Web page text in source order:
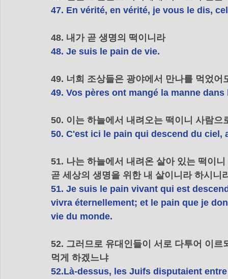
47. En vérité, en vérité, je vous le dis,
48. 내가 곧 생명의 떡이니라
48. Je suis le pain de vie.
49. 너희 조상들은 광야에서 만나를 먹었어
49. Vos pères ont mangé la manne
50. 이는 하늘에서 내려오는 떡이니 사람
50. C'est ici le pain qui descend du
51. 나는 하늘에서 내려온 살아 있는 떡이
곧 세상의 생명을 위한 내 살이니라 하시니
51. Je suis le pain vivant qui est
vivra éternellement; et le pain que je
vie du monde.
52. 그러므로 유대인들이 서로 다투어 이
먹게 하겠느냐
52.Là-dessus, les Juifs disputaient